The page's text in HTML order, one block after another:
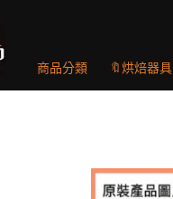
商品分類 🔖烘焙器具